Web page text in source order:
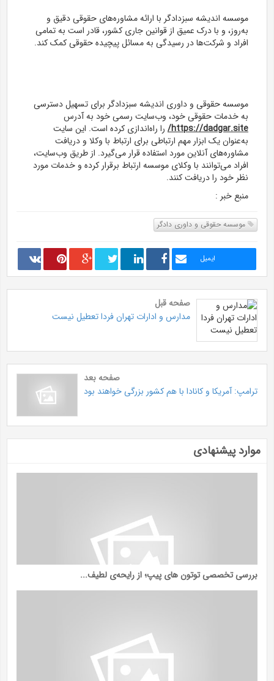
موسسه اندیشه سبزدادگر با ارائه مشاوره‌های حقوقی دقیق و
به‌روز، و با درک عمیق از قوانین جاری کشور، قادر است به تمامی
افراد و شرکت‌ها در رسیدگی به مسائل پیچیده حقوقی کمک کند.
موسسه حقوقی و داوری اندیشه سبزدادگر برای تسهیل دسترسی
به خدمات حقوقی خود، وب‌سایت رسمی خود به آدرس
https://dadgar.site/ را راه‌اندازی کرده است. این سایت
به‌عنوان یک ابزار مهم ارتباطی برای ارتباط با وکلا و دریافت
مشاوره‌های آنلاین مورد استفاده قرار می‌گیرد. از طریق وب‌سایت،
افراد می‌توانند با وکلای موسسه ارتباط برقرار کرده و خدمات مورد
نظر خود را دریافت کنند.
منبع خبر :
موسسه حقوقی و داوری دادگر
ایمیل
صفحه قبل
مدارس و ادارات تهران فردا تعطیل نیست
صفحه بعد
ترامپ: آمریکا و کانادا با هم کشور بزرگی خواهند بود
موارد پیشنهادی
بررسی تخصصی توتون ‌های پیپ؛ از رایحه‌ی لطیف...